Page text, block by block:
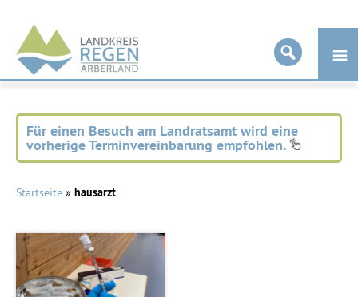
Landkreis
Regen
Für einen Besuch am Landratsamt wird eine
vorherige Terminvereinbarung empfohlen.
Startseite » hausarzt